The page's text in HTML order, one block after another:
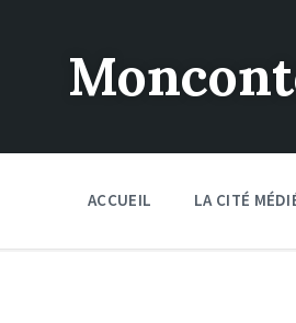
ACCUEIL LA CITÉ